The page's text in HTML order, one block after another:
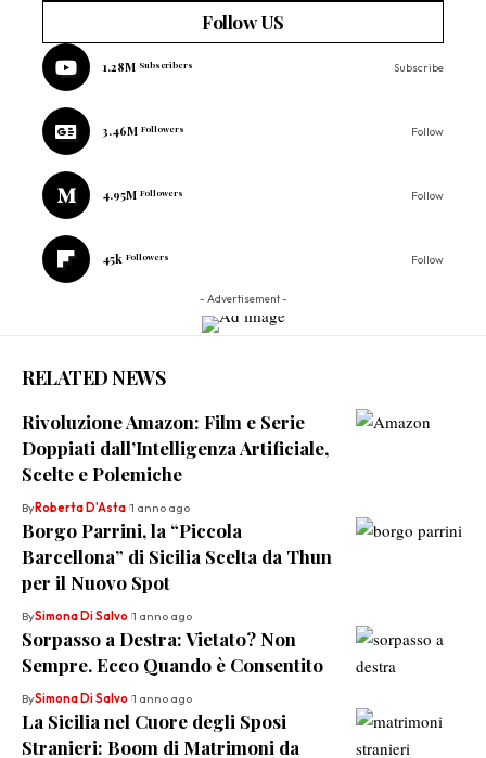
Follow US
1.28M Subscribers Subscribe
3.46M Followers Follow
4.95M Followers Follow
45k Followers Follow
- Advertisement -
RELATED NEWS
Rivoluzione Amazon: Film e Serie
Doppiati dall’Intelligenza Artificiale,
Scelte e Polemiche
ByRoberta D'Asta 1 anno ago
Borgo Parrini, la “Piccola
Barcellona” di Sicilia Scelta da Thun
per il Nuovo Spot
BySimona Di Salvo 1 anno ago
Sorpasso a Destra: Vietato? Non
Sempre. Ecco Quando è Consentito
BySimona Di Salvo 1 anno ago
La Sicilia nel Cuore degli Sposi
Stranieri: Boom di Matrimoni da